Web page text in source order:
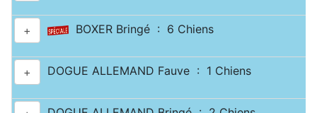
+ BOXER Bringé : 6 Chiens
+ DOGUE ALLEMAND Fauve : 1 Chiens